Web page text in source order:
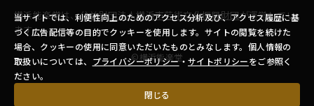
当サイトでは、利便性向上のためのアクセス分析及び、アクセス履歴に基
づく広告配信等の目的でクッキーを使用します。サイトの閲覧を続けた
場合、クッキーの使用に同意いただいたものとみなします。個人情報の
取扱いについては、 プライバシーポリシー・サイトポリシーをご参照く
ださい。
閉じる
横浜能楽堂は、公益財団法人横浜市芸術文化振興財団が運営してい
ます。
©横浜能楽堂